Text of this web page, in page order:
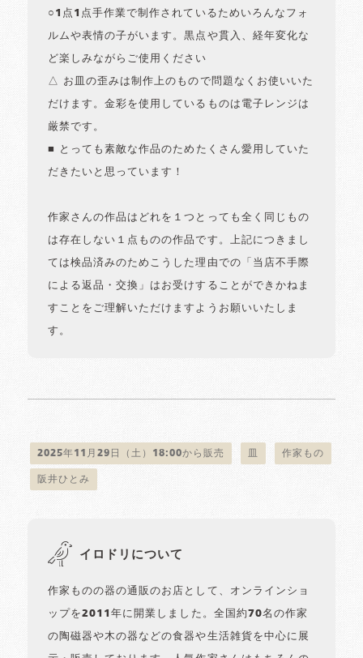
○1点1点手作業で制作されているためいろんなフォ
ルムや表情の子がいます。黒点や貫入、経年変化な
ど楽しみながらご使用ください
△ お皿の歪みは制作上のもので問題なくお使いいた
だけます。金彩を使用しているものは電子レンジは
厳禁です。
■ とっても素敵な作品のためたくさん愛用していた
だきたいと思っています！
作家さんの作品はどれを１つとっても全く同じもの
は存在しない１点ものの作品です。上記につきまし
ては検品済みのためこうした理由での「当店不手際
による返品・交換」はお受けすることができかねま
すことをご理解いただけますようお願いいたしま
す。
2025年11月29日（土）18:00から販売 作家もの
阪井ひとみ
イロドリについて
作家ものの器の通販のお店として、オンラインショ
ップを2011年に開業しました。全国約70名の作家
の陶磁器や木の器などの食器や生活雑貨を中心に展